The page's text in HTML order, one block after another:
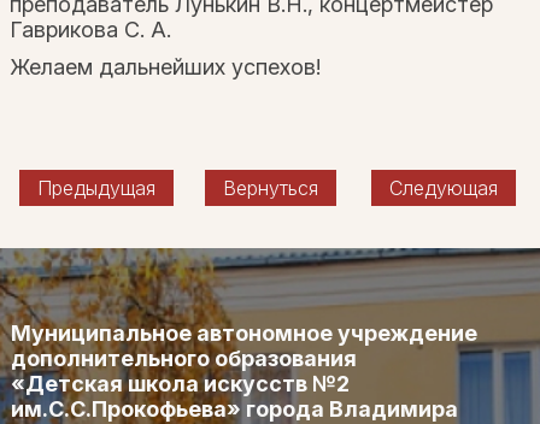
Гаврикова С. А.
Желаем дальнейших успехов!
Предыдущая Вернуться Следующая
Муниципальное автономное учреждение
дополнительного образования
«Детская школа искусств №2
им.С.С.Прокофьева» города Владимира